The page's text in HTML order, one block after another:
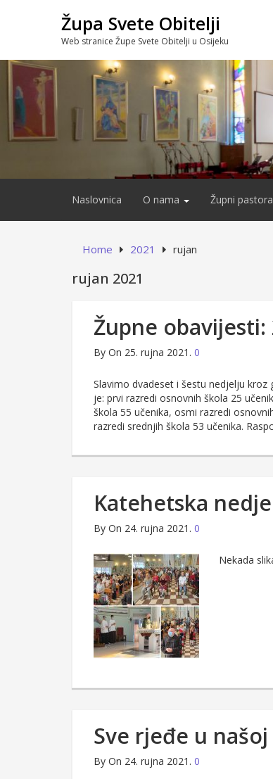
Župa Svete Obitelji
Web stranice Župe Svete Obitelji u Osijeku
Naslovnica O nama Župni
Home 2021 rujan
rujan 2021
Župne
By On 25. rujna 2021. 0
Slavimo dvadeset i šestu nedjelju kroz
je: prvi razredi osnovnih škola 25
škola 55 učenika, osmi razredi
razredi srednjih škola 53 učenika.
Katehetska
By On 24. rujna 2021. 0
Nekada
Sve rjeđe u
By On 24. rujna 2021. 0